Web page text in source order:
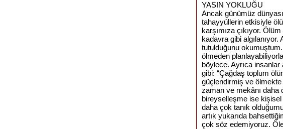
YASIN YOKLUĞU
Ancak günümüz
tahayyüllerin etkisiyle
karşımıza çıkıyor.
kadavra gibi algılanıyor.
tutulduğunu
ölmeden
böylece. Ayrıca insanlar
gibi: “Çağdaş toplum
güçlendirmiş ve ölmekte
zaman ve mekânı daha
bireyselleşme ise
daha çok tanık
artık yukarıda
çok söz edemiyoruz.